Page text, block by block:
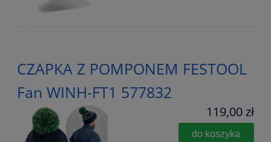
CZAPKA Z POMPONEM FESTOOL
Fan WINH-FT1 577832
119,00 zł
do koszyka